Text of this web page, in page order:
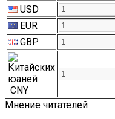
USD
EUR
GBP
CNY
Мнение читателей